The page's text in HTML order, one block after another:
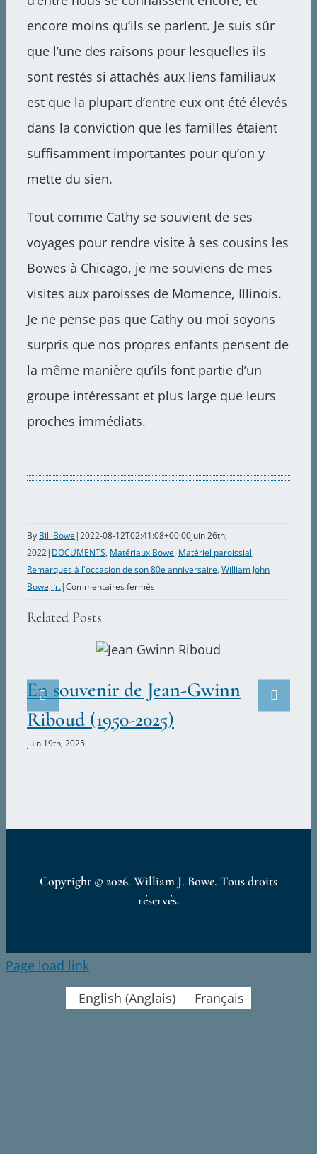
encore moins qu’ils se parlent. Je suis sûr
que l’une des raisons pour lesquelles ils
sont restés si attachés aux liens familiaux
est que la plupart d’entre eux ont été élevés
dans la conviction que les familles étaient
suffisamment importantes pour qu’on y
mette du sien.
Tout comme Cathy se souvient de ses
voyages pour rendre visite à ses cousins les
Bowes à Chicago, je me souviens de mes
visites aux paroisses de Momence, Illinois.
Je ne pense pas que Cathy ou moi soyons
surpris que nos propres enfants pensent de
la même manière qu’ils font partie d’un
groupe intéressant et plus large que leurs
proches immédiats.
By Bill Bowe |2022-08-12T02:41:08+00:00juin 26th,
2022| DOCUMENTS, Matériaux Bowe, Matériel paroissial,
Remarques à l'occasion de son 80e anniversaire, William John
Bowe, Jr.|Commentaires ferméssur
Related Posts
En souvenir de Jean-Gwinn
Riboud (1950-2025)
juin 19th, 2025
Copyright © 2026. William J. Bowe. Tous droits
réservés.
Page load link
English (Anglais) Français